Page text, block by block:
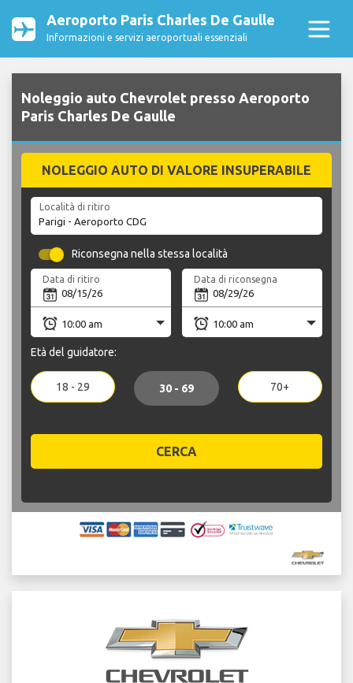
Aeroporto Paris Charles De Gaulle
Informazioni e servizi aeroportuali essenziali
Noleggio auto Chevrolet presso Aeroporto
Paris Charles De Gaulle
NOLEGGIO AUTO DI VALORE INSUPERABILE
Località di ritiro
Riconsegna nella stessa località
Data di ritiro Data di riconsegna
Età del guidatore:
18 - 29 30 - 69 70+
CERCA